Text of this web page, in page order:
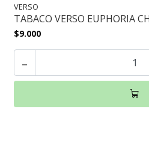
VERSO
TABACO VERSO EUPHORIA
$9.000
-